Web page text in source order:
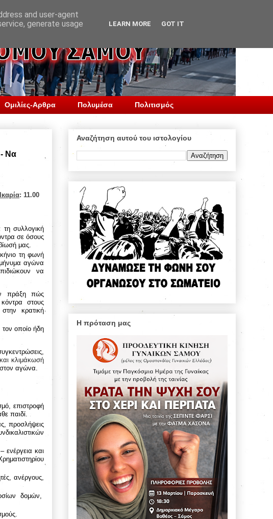
Ομιλίες-Αρθρα Πολυμέσα Πολιτισμός
- Να
Ικαρία: 11.00
τη συλλογική
σε όσους
μας.
τη φωνή
αγώνα
να
πράξη πώς
στους
στην κρατική
τον οποίο ήδη
κλιμάκωσή
αγώνα.
επιστροφή
παιδί.
προσλήψεις
ενέργεια και
ανέργους,
δομών,
Αναζήτηση αυτού του ιστολογίου
Η πρόταση μας
and user-agent
generate usage
LEARN MORE GOT IT